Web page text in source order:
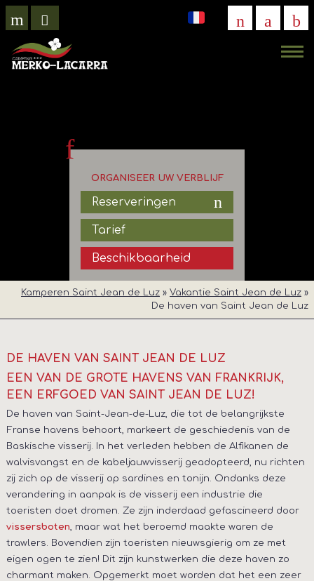
VIRTUEEL
BEZOEK
ORGANISEER UW VERBLIJF
Reserveringen
Tarief
Beschikbaarheid
Kamperen Saint Jean de Luz » Vakantie Saint Jean de Luz »
De haven van Saint Jean de Luz
DE HAVEN VAN SAINT JEAN DE LUZ
EEN VAN DE GROTE HAVENS VAN FRANKRIJK,
EEN ERFGOED VAN SAINT JEAN DE LUZ!
De haven van Saint-Jean-de-Luz, die tot de belangrijkste
Franse havens behoort, markeert de geschiedenis van de
Baskische visserij. In het verleden hebben de Alfikanen de
walvisvangst en de kabeljauwvisserij geadopteerd, nu richten
zij zich op de visserij op sardines en tonijn. Ondanks deze
verandering in aanpak is de visserij een industrie die
toeristen doet dromen. Ze zijn inderdaad gefascineerd door
vissersboten
, maar wat het beroemd maakte waren de
trawlers. Bovendien zijn toeristen nieuwsgierig om ze met
eigen ogen te zien! Dit zijn kunstwerken die deze haven zo
charmant maken. Opgemerkt moet worden dat het een zeer